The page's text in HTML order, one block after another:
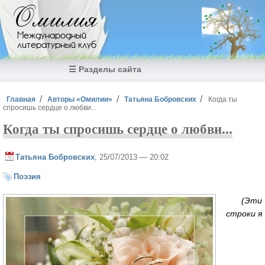
Перейти к основному содержанию
Омилия
Международный
литературный клуб
☰ Разделы сайта
Вы здесь
Главная Авторы «Омилии» Татьяна Бобровских
Когда ты
спросишь сердце о любви...
Когда ты спросишь сердце о любви...
Татьяна Бобровских , 25/07/2013 — 20:02
Поэзия
(Эти
строки я